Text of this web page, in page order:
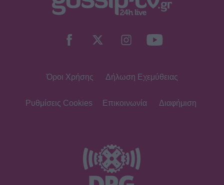
Όροι Χρήσης Δήλωση Εχεμύθειας
Ρυθμίσεις Cookies Επικοινωνία Διαφήμιση